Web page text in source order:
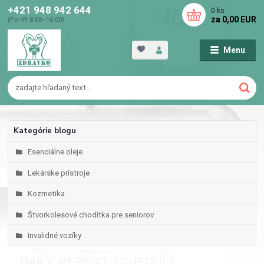
Menu
+421 948 942 644
(Po–Pi 8:00–16:00)
0 ks
za 0,00 EUR
Kategórie blogu
Esenciálne oleje
Lekárske prístroje
Kozmetika
Štvorkolesové chodítka pre seniorov
Invalidné vozíky